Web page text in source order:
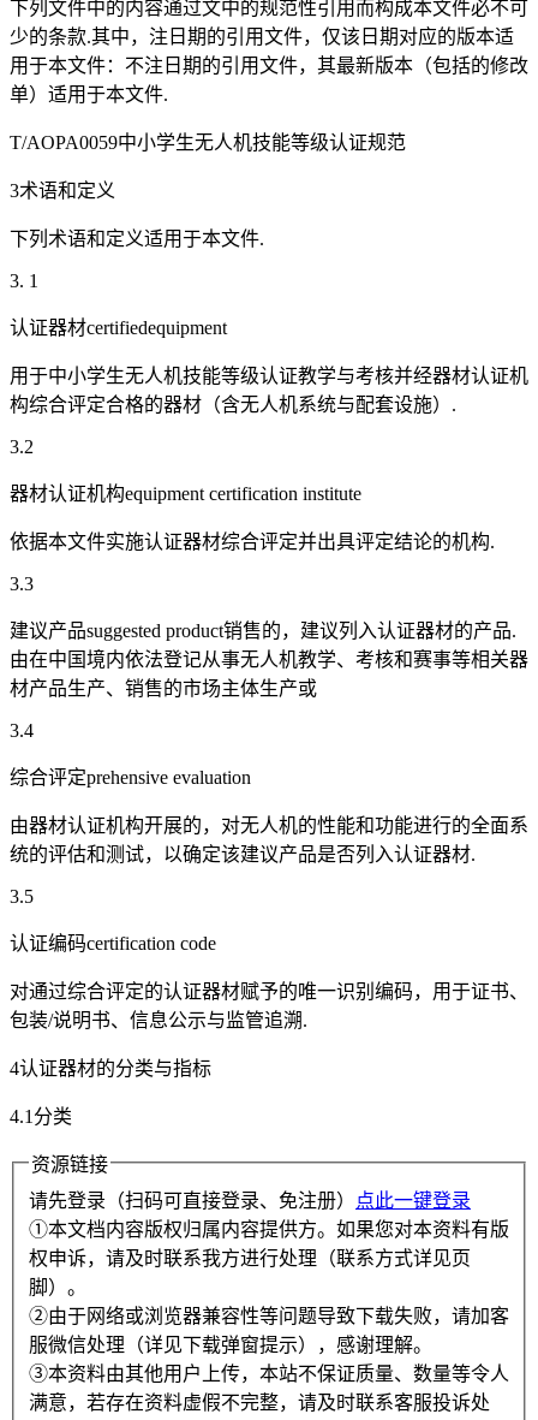
下列文件中的内容通过文中的规范性引用而构成本文件必不可
少的条款.其中，注日期的引用文件，仅该日期对应的版本适
用于本文件：不注日期的引用文件，其最新版本（包括的修改
单）适用于本文件.
T/AOPA0059中小学生无人机技能等级认证规范
3术语和定义
下列术语和定义适用于本文件.
3. 1
认证器材certifiedequipment
用于中小学生无人机技能等级认证教学与考核并经器材认证机
构综合评定合格的器材（含无人机系统与配套设施）.
3.2
器材认证机构equipment certification institute
依据本文件实施认证器材综合评定并出具评定结论的机构.
3.3
建议产品suggested product销售的，建议列入认证器材的产品.
由在中国境内依法登记从事无人机教学、考核和赛事等相关器
材产品生产、销售的市场主体生产或
3.4
综合评定prehensive evaluation
由器材认证机构开展的，对无人机的性能和功能进行的全面系
统的评估和测试，以确定该建议产品是否列入认证器材.
3.5
认证编码certification code
对通过综合评定的认证器材赋予的唯一识别编码，用于证书、
包装/说明书、信息公示与监管追溯.
4认证器材的分类与指标
4.1分类
资源链接
请先登录（扫码可直接登录、免注册）
点此一键登录
①本文档内容版权归属内容提供方。如果您对本资料有版
权申诉，请及时联系我方进行处理（联系方式详见页
脚）。
②由于网络或浏览器兼容性等问题导致下载失败，请加客
服微信处理（详见下载弹窗提示），感谢理解。
③本资料由其他用户上传，本站不保证质量、数量等令人
满意，若存在资料虚假不完整，请及时联系客服投诉处